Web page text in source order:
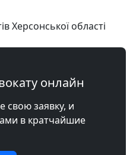
Херсонської області
онлайн
свою заявку, и
в кратчайшие